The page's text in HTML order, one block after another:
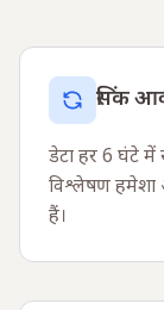
सिंक
डेटा हर 6 घंटे में
विश्लेषण हमेशा
हैं।